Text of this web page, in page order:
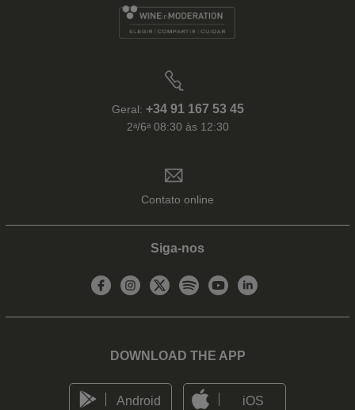
Geral: +34 91 167 53 45
2ᵃ/6ᵃ 08:30 às 12:30
Contato online
Siga-nos
DOWNLOAD THE APP
Android iOS